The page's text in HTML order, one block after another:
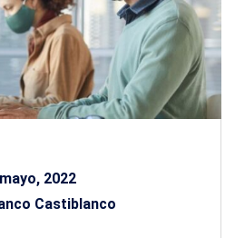
2022
Castiblanco